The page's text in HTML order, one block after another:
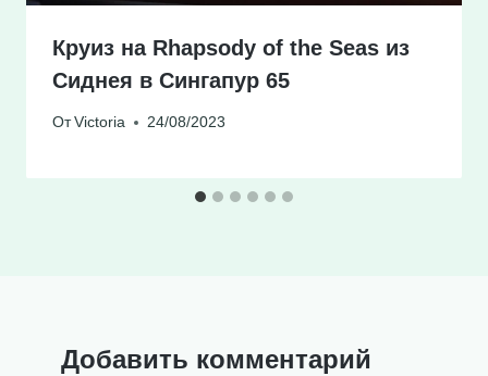
Круиз на Rhapsody of the Seas из
Сиднея в Сингапур 65
От Victoria 24/08/2023
Добавить комментарий